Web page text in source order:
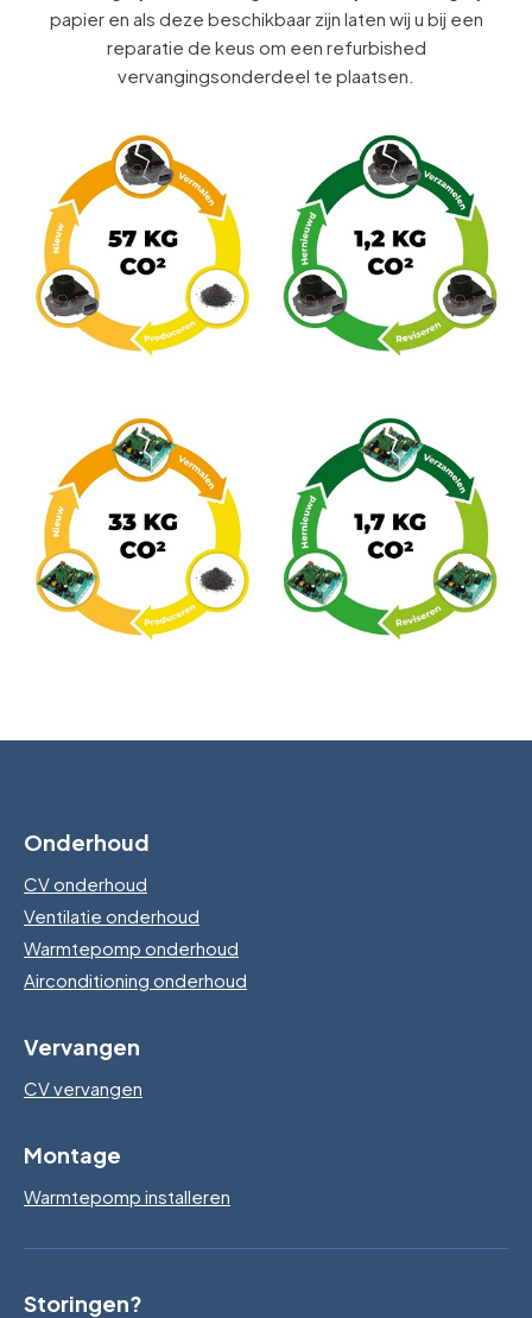
papier en als deze beschikbaar zijn laten wij u bij een
reparatie de keus om een refurbished
vervangingsonderdeel te plaatsen.
Onderhoud
CV onderhoud
Ventilatie onderhoud
Warmtepomp onderhoud
Airconditioning onderhoud
Vervangen
CV vervangen
Montage
Warmtepomp installeren
Storingen?